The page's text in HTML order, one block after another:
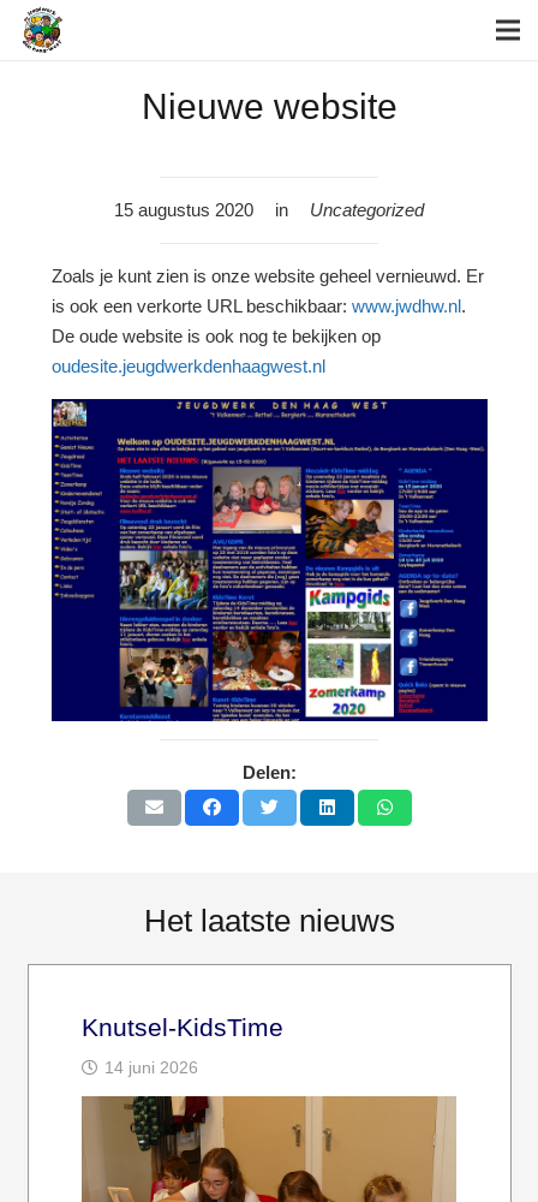
Nieuwe website
15 augustus 2020 in Uncategorized
Zoals je kunt zien is onze website geheel vernieuwd. Er
is ook een verkorte URL beschikbaar: www.jwdhw.nl.
De oude website is ook nog te bekijken op
oudesite.jeugdwerkdenhaagwest.nl
Delen:
Het laatste nieuws
Knutsel-KidsTime
14 juni 2026